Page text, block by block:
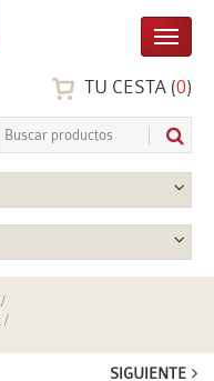
TU CESTA (0)
SIGUIENTE